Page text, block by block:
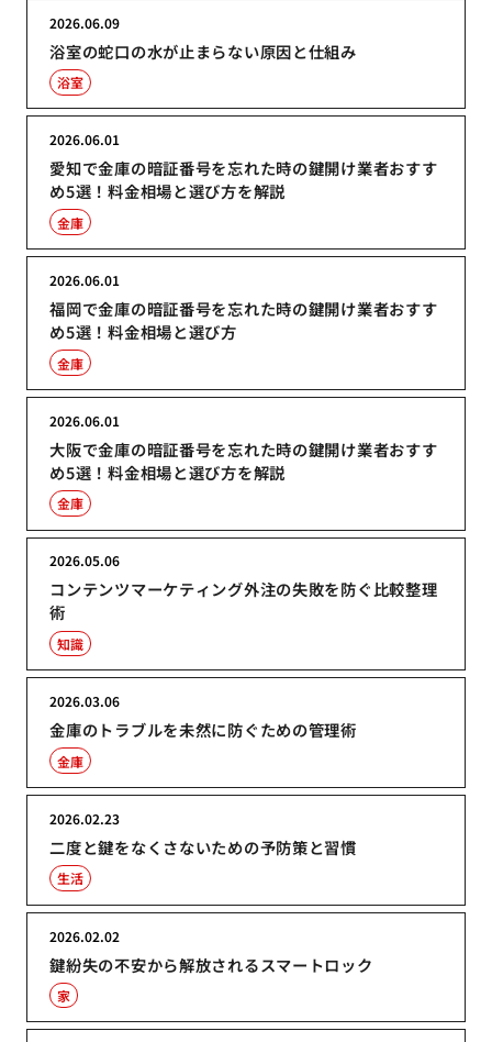
浴室の蛇口の水が止まらない原因と仕組み
2026.06.09
浴室
愛知で金庫の暗証番号を忘れた時の鍵開け業者おすす
め5選！料金相場と選び方を解説
2026.06.01
金庫
福岡で金庫の暗証番号を忘れた時の鍵開け業者おすす
め5選！料金相場と選び方
2026.06.01
金庫
大阪で金庫の暗証番号を忘れた時の鍵開け業者おすす
め5選！料金相場と選び方を解説
2026.06.01
金庫
コンテンツマーケティング外注の失敗を防ぐ比較整理
術
2026.05.06
知識
金庫のトラブルを未然に防ぐための管理術
2026.03.06
金庫
二度と鍵をなくさないための予防策と習慣
2026.02.23
生活
鍵紛失の不安から解放されるスマートロック
2026.02.02
家